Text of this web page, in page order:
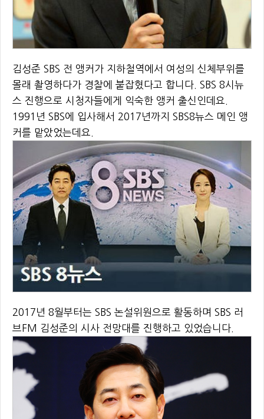
김성준 SBS 전 앵커가 지하철역에서 여성의 신체부위를
몰래 촬영하다가 경찰에 붙잡혔다고 합니다. SBS 8시뉴
스 진행으로 시청자들에게 익숙한 앵커 출신인데요.
1991년 SBS에 입사해서 2017년까지 SBS8뉴스 메인 앵
커를 맡았었는데요.
2017년 8월부터는 SBS 논설위원으로 활동하며 SBS 러
브FM 김성준의 시사 전망대를 진행하고 있었습니다.